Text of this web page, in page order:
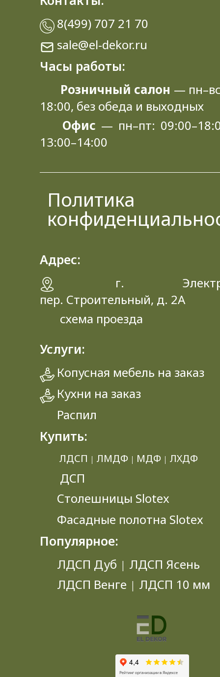
8(499) 707 21 70
sale@el-dekor.ru
Часы работы:
Розничный салон —
18:00, без обеда и выходных
Офис — пн–пт:
13:00–14:00
Политика
Адрес:
г.
пер. Строительный, д. 2A
схема проезда
Услуги:
Копусная мебель на заказ
Кухни на заказ
Распил
Купить:
ЛДСП | ЛМДФ | МДФ | ЛХДФ
ДСП
Столешницы Slotex
Фасадные полотна Slotex
Популярное:
ЛДСП Дуб | ЛДСП Ясень
ЛДСП Венге | ЛДСП 10 мм